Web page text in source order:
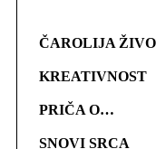
ČAROLIJA
KREATIVNOST
PRIČA O…
SNOVI SRCA